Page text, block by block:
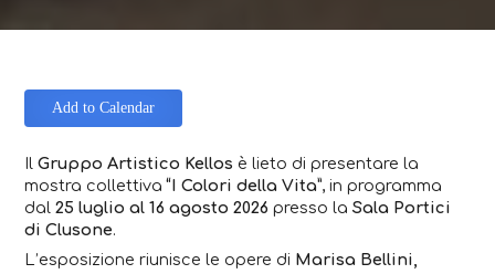
Add to Calendar
IlGruppo Artistico Kellos è lieto di presentare la
mostra collettiva“I Colori della Vita”, in programma
dal25 luglio al 16 agosto 2026 presso laSala Portici
di Clusone.
L’esposizione riunisce le opere di Marisa Bellini,